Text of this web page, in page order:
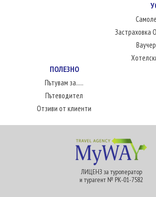
Застраховка
ПОЛЕЗНО
Пътувам за.....
Пътеводител
Отзиви от клиенти
ЛИЦЕНЗ за туроператор
и турагент № РК-01-7582